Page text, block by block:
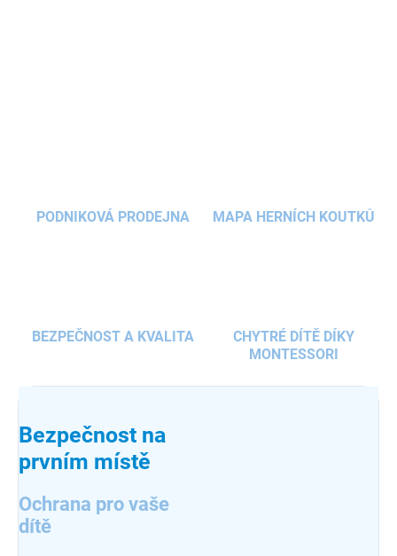
PODNIKOVÁ PRODEJNA MAPA HERNÍCH KOUTKŮ
BEZPEČNOST A KVALITA
CHYTRÉ DÍTĚ DÍKY
MONTESSORI
Bezpečnost na
prvním místě
Ochrana pro vaše
dítě